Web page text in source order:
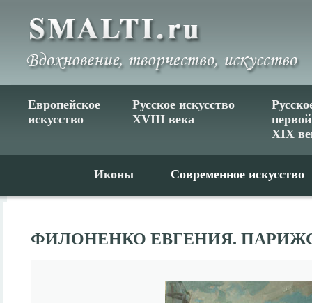
Европейское
искусство
Русское искусство
XVIII века
XIX
Иконы Современное искусство
ФИЛОНЕНКО ЕВГЕНИЯ.